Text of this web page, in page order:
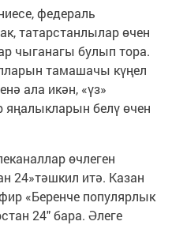
федераль
татарстанлылар өчен
чыганагы булып тора.
тамашачы күңел
ала икән, «үз»
яңалыкларын белү өчен
өчлеген
24»тәшкил итә. Казан
«Беренче популярлык
24" бара. Әлеге